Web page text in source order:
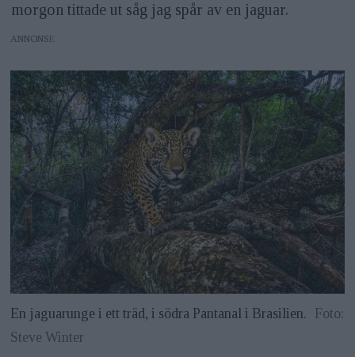
morgon tittade ut såg jag spår av en jaguar.
ANNONS
En jaguarunge i ett träd, i södra Pantanal i Brasilien. Foto:
Steve Winter